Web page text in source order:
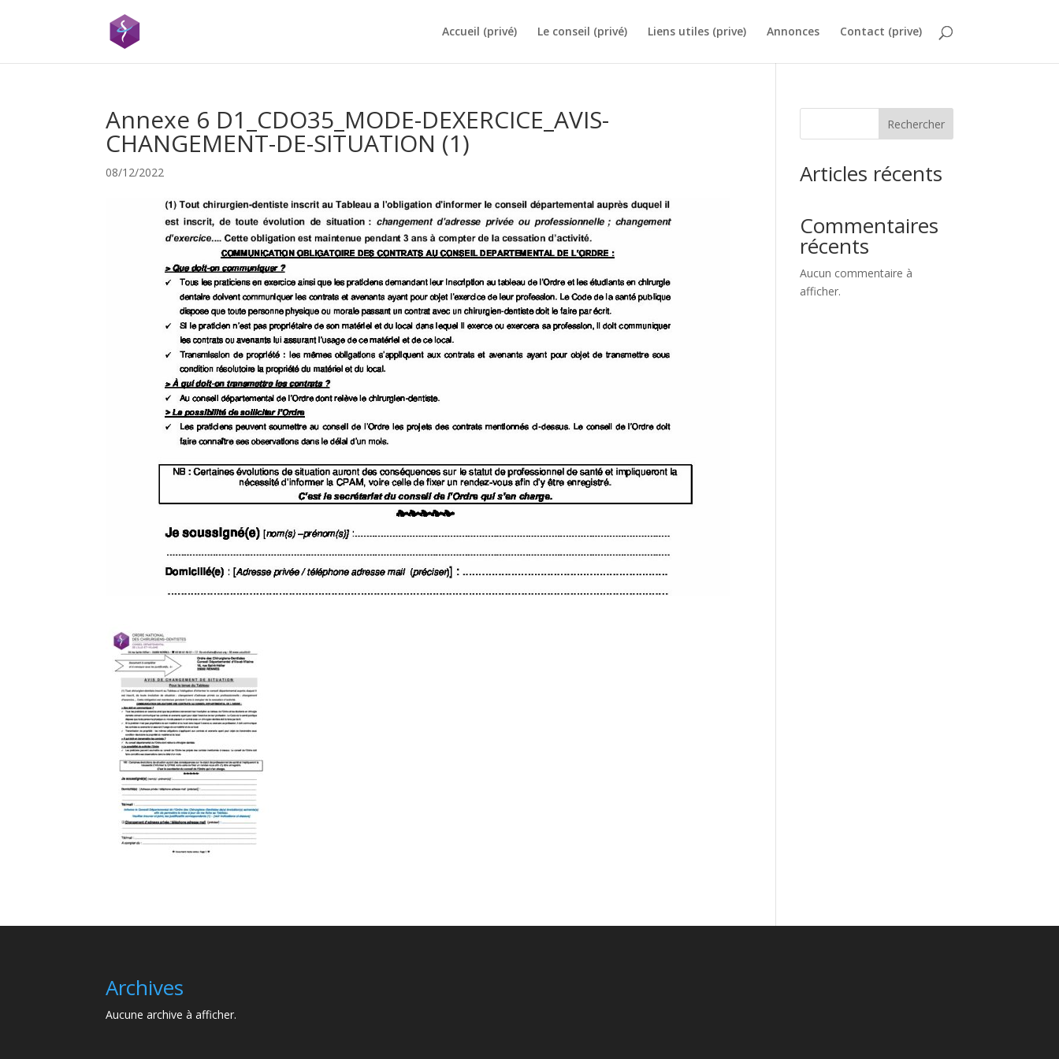
Accueil (privé) Le conseil (privé) Liens utiles (prive) Annonces Contact (prive)
Annexe 6 D1_CDO35_MODE-DEXERCICE_AVIS-
CHANGEMENT-DE-SITUATION (1)
08/12/2022
Rechercher
Articles récents
Commentaires
récents
Aucun commentaire à
afficher.
Archives
Aucune archive à afficher.